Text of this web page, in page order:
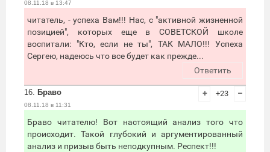
08.11.18 в 13:47
читатель, - успеха Вам!!! Нас, с "активной жизненной
позицией", которых еще в СОВЕТСКОЙ школе
воспитали: "Кто, если не ты", ТАК МАЛО!!! Успеха
Сергею, надеюсь что все будет как прежде...
Ответить
16. Браво
08.11.18 в 11:31
+ +23 –
Браво читателю! Вот настоящий анализ того что
происходит. Такой глубокий и аргументированный
анализ и призыв быть неподкупным. Респект!!!